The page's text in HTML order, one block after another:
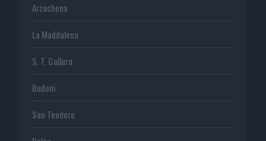
Arzachena
La Maddalena
S. T. Gallura
Budoni
San Teodoro